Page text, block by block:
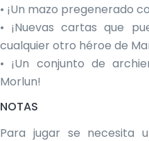
• ¡Un mazo pregenerado
• ¡Nuevas cartas que
cualquier otro héroe de
• ¡Un conjunto de
Morlun!
NOTAS
Para jugar se necesita